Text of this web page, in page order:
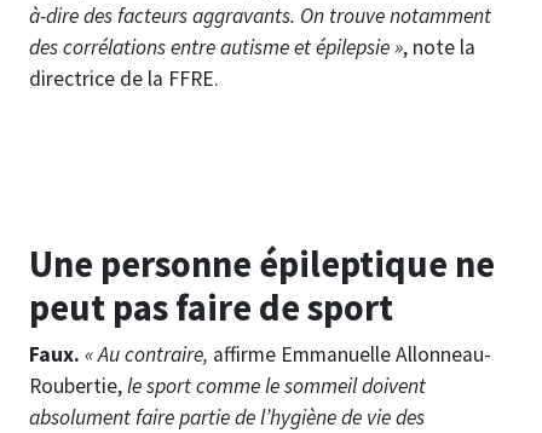
à-dire des facteurs aggravants. On trouve notamment
des corrélations entre autisme et épilepsie », note la
directrice de la FFRE.
Une personne épileptique ne
peut pas faire de sport
Faux. « Au contraire, affirme Emmanuelle Allonneau-
Roubertie,le sport comme le sommeil doivent
absolument faire partie de l’hygiène de vie des